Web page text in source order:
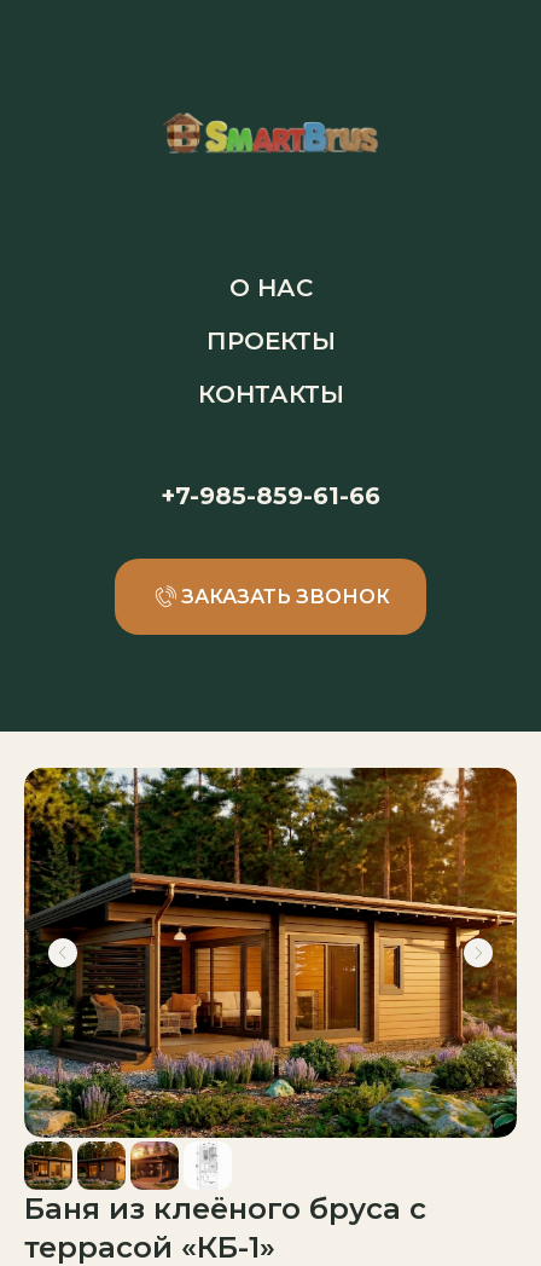
О НАС
ПРОЕКТЫ
КОНТАКТЫ
+7-985-859-61-66
ЗАКАЗАТЬ ЗВОНОК
Баня из клеёного бруса с
террасой «КБ-1»